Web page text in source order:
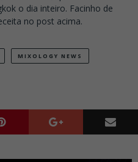
o dia inteiro. Facinho de
no post acima.
MIXOLOGY NEWS